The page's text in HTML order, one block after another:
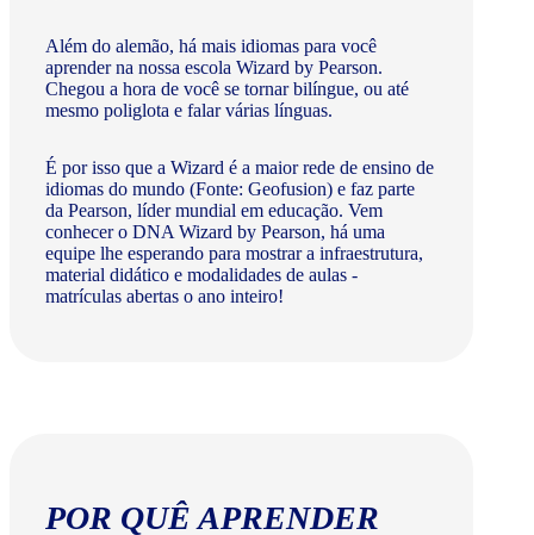
Além do alemão, há mais idiomas para você
aprender na nossa escola Wizard by Pearson.
Chegou a hora de você se tornar bilíngue, ou até
mesmo poliglota e falar várias línguas.
É por isso que a Wizard é a maior rede de ensino de
idiomas do mundo (Fonte: Geofusion) e faz parte
da Pearson, líder mundial em educação. Vem
conhecer o DNA Wizard by Pearson, há uma
equipe lhe esperando para mostrar a infraestrutura,
material didático e modalidades de aulas -
matrículas abertas o ano inteiro!
POR QUÊ APRENDER